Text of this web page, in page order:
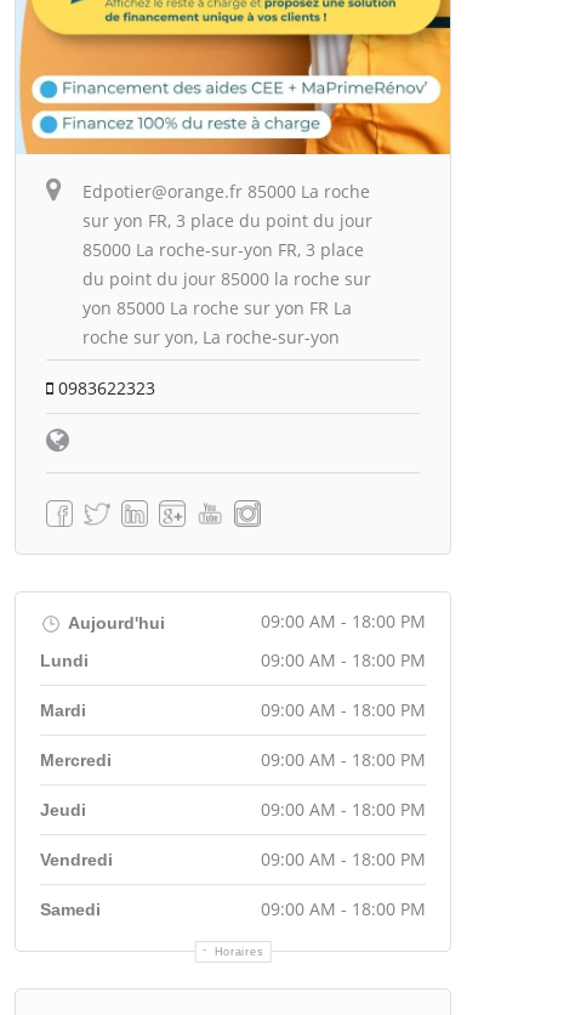
Edpotier@orange.fr 85000 La roche
sur yon FR, 3 place du point du jour
85000 La roche-sur-yon FR, 3 place
du point du jour 85000 la roche sur
yon 85000 La roche sur yon FR La
roche sur yon, La roche-sur-yon
0983622323
Aujourd'hui 09:00 AM - 18:00 PM
Horaires
Lundi 09:00 AM - 18:00 PM
Mardi 09:00 AM - 18:00 PM
Mercredi 09:00 AM - 18:00 PM
Jeudi 09:00 AM - 18:00 PM
Vendredi 09:00 AM - 18:00 PM
Samedi 09:00 AM - 18:00 PM